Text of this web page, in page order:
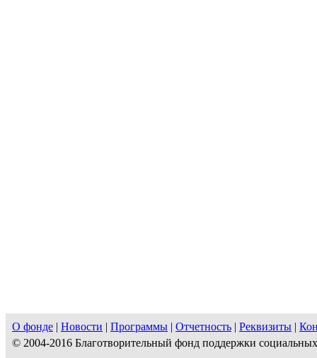
О фонде | Новости | Программы | Отчетность | Реквизиты |
© 2004-2016 Благотворительный фонд поддержки